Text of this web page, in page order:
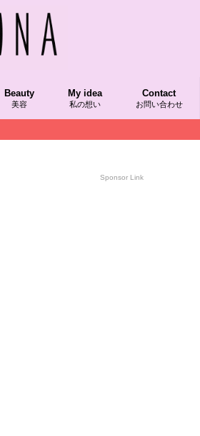
Beauty
美容
My idea
私の想い
Contact
お問い合わせ
Sponsor Link